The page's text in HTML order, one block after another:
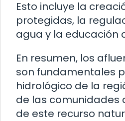
Esto incluye la
protegidas, la
agua y la educación
En resumen, los
son fundamentales
hidrológico de la
de las comunidades
de este recurso